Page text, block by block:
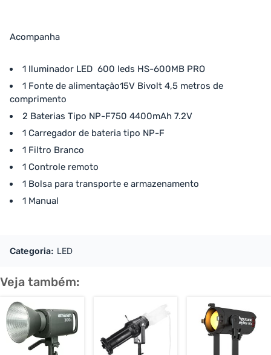
Acompanha
1 Iluminador LED 600 leds HS-600MB PRO
1 Fonte de alimentação15V Bivolt 4,5 metros de
comprimento
2 Baterias Tipo NP-F750 4400mAh 7.2V
1 Carregador de bateria tipo NP-F
1 Filtro Branco
1 Controle remoto
1 Bolsa para transporte e armazenamento
1 Manual
Categoria: LED
Veja também: